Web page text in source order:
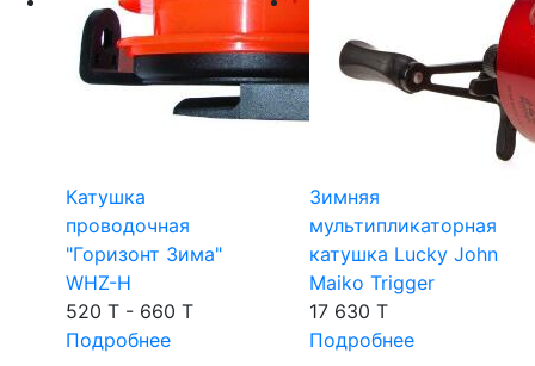
Катушка
проводочная
"Горизонт Зима"
WHZ-H
520 T - 660 T
Подробнее
Зимняя
мультипликаторная
катушка Lucky John
Maiko Trigger
17 630 T
Подробнее